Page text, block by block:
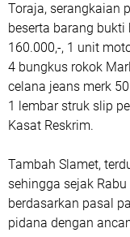
Toraja, serangkaian
beserta barang bukti
160.000,-, 1 unit
4 bungkus rokok
celana jeans merk
1 lembar struk slip
Kasat Reskrim.
Tambah Slamet,
sehingga sejak
berdasarkan pasal
pidana dengan